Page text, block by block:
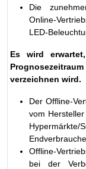
Die
Online-
LED-
Es wird
verzeichnen wird.
Der Offline-
vom
Hypermärkte/
Offline-
bei der